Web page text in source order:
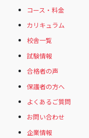
コース・料金
カリキュラム
校舎一覧
試験情報
合格者の声
保護者の方へ
よくあるご質問
お問い合わせ
企業情報